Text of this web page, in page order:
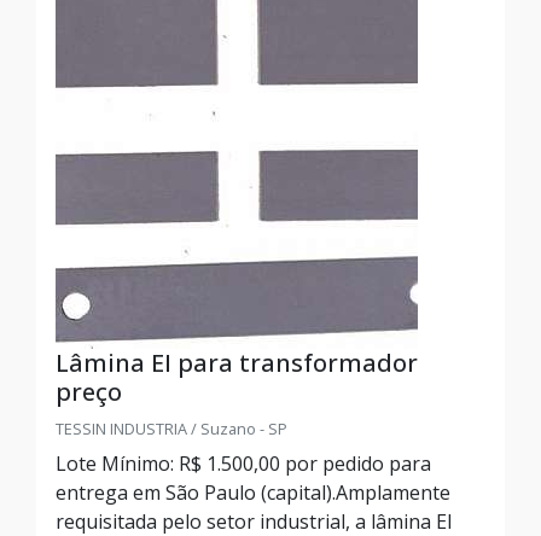
Lâmina EI para transformador
preço
TESSIN INDUSTRIA / Suzano - SP
Lote Mínimo: R$ 1.500,00 por pedido para
entrega em São Paulo (capital).Amplamente
requisitada pelo setor industrial, a lâmina EI